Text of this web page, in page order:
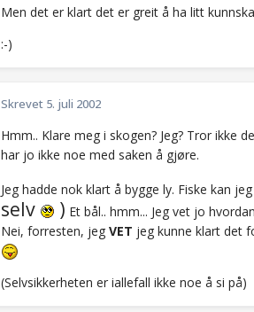
Men det er klart det er greit å ha litt
:-)
Skrevet 5. juli 2002
Hmm.. Klare meg i skogen? Jeg? Tror ikke
har jo ikke noe med saken å gjøre.
Jeg hadde nok klart å bygge ly. Fiske kan
selv
) Et bål.. hmm... Jeg vet jo
Nei, forresten, jeg VET jeg kunne klart det
(Selvsikkerheten er iallefall ikke noe å si på)